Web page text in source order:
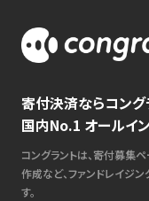
寄付決済ならコング
国内No.1 オールイ
コングラントは、寄付募集
作成など、ファンドレイジ
す。